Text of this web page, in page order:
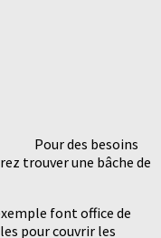
Pour des besoins
trouver une bâche de
font office de
pour couvrir les